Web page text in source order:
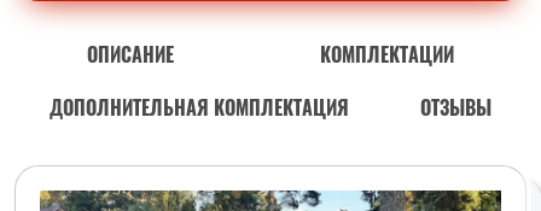
ОПИСАНИЕ
КОМПЛЕКТАЦИИ
ДОПОЛНИТЕЛЬНАЯ КОМПЛЕКТАЦИЯ
ОТЗЫВЫ